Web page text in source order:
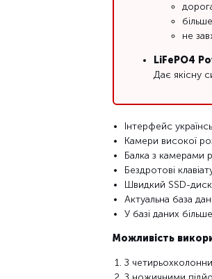
не
LiFePO4
Дає якісну
Інтерфейс
Камери високої
Балка з камерами
Бездротові
Швидкий SSD-диск
Актуальна база
У базі даних
Можливість
З